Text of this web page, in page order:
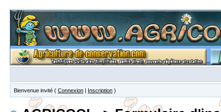
Bienvenue invité ( Connexion | Inscription )